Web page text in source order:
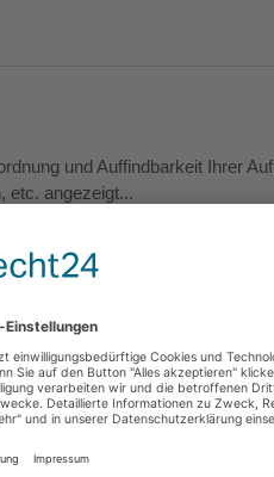
und Auffindbarkeit Ihrer
etc. angezeigt...
75 x 75 cm, unbedruckt
glänzend
aus Acrylglas geliefert